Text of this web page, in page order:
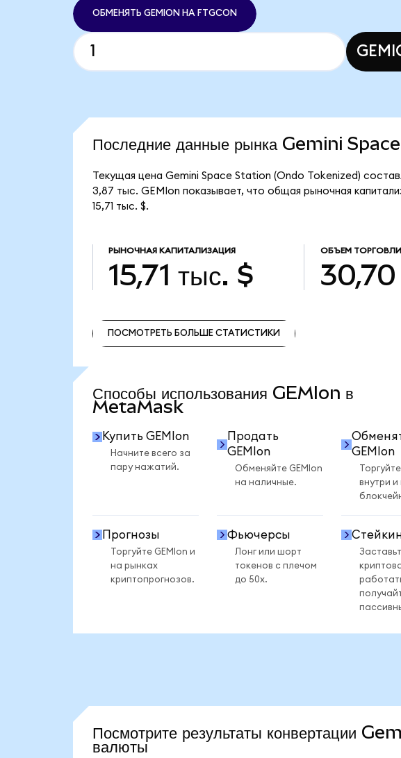
ОБМЕНЯТЬ GEMION НА FTGCON
Последние данные рынка Gemini
Текущая цена Gemini Space Station (Ondo Tokenized)
3,87 тыс. GEMIon показывает, что общая рыночная
15,71 тыс. $.
РЫНОЧНАЯ КАПИТАЛИЗАЦИЯ
15,71 тыс. $
ОБЪЕМ ТОРГОВЛИ
ПОСМОТРЕТЬ БОЛЬШЕ СТАТИСТИКИ
Способы использования GEMIon в
MetaMask
Купить GEMIon
Начните всего за
пару нажатий.
Продать
GEMIon
Обменяйте GEMIon
на наличные.
GEMIon
внутри
Прогнозы
Торгуйте GEMIon и
на рынках
криптопрогнозов.
Фьючерсы
Лонг или шорт
токенов с плечом
до 50x.
Посмотрите результаты
валюты